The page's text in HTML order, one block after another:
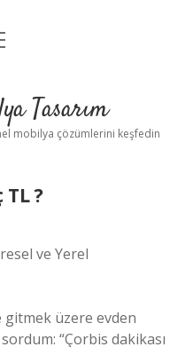
Tasarım
mobilya çözümlerini keşfedin
?
ve Yerel
gitmek üzere evden
“Çorbis dakikası